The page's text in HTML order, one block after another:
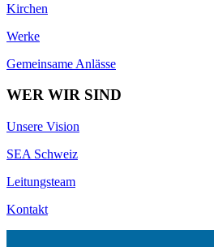
Kirchen
Werke
Gemeinsame Anlässe
WER WIR SIND
Unsere Vision
SEA Schweiz
Leitungsteam
Kontakt